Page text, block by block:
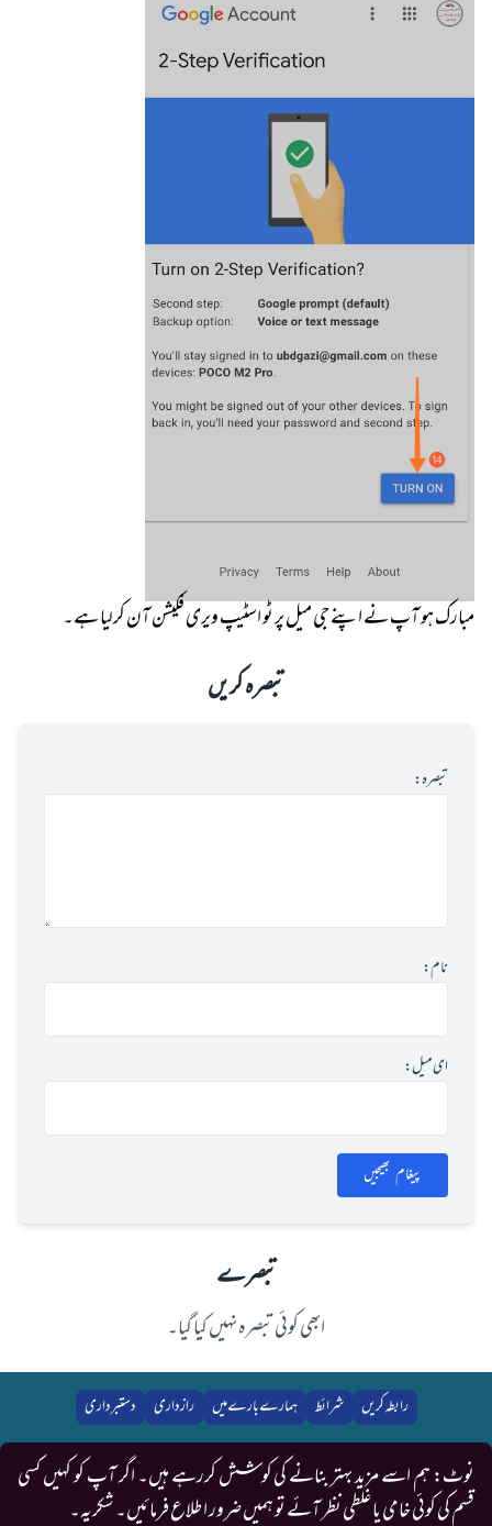
مبارک ہو آپ نے اپنے جی میل پر ٹو اسٹیپ ویری فکیشن آن کرلیا ہے۔
تبصرہ کریں
تبصرہ:
نام:
ای میل:
پیغام بھیجیں
تبصرے
ابھی کوئی تبصرہ نہیں کیا گیا۔
رابطہ کریں شرائط ہمارے بارے میں رازداری دستبرداری
نوٹ: ہم اسے مزید بہتر بنانے کی کوشش کررہے ہیں۔ اگر آپ کو کہیں کسی
قسم کی کوئی خامی یا غلطی نظر آئے تو ہمیں ضرور اطلاع فرمائیں۔ شکریہ۔